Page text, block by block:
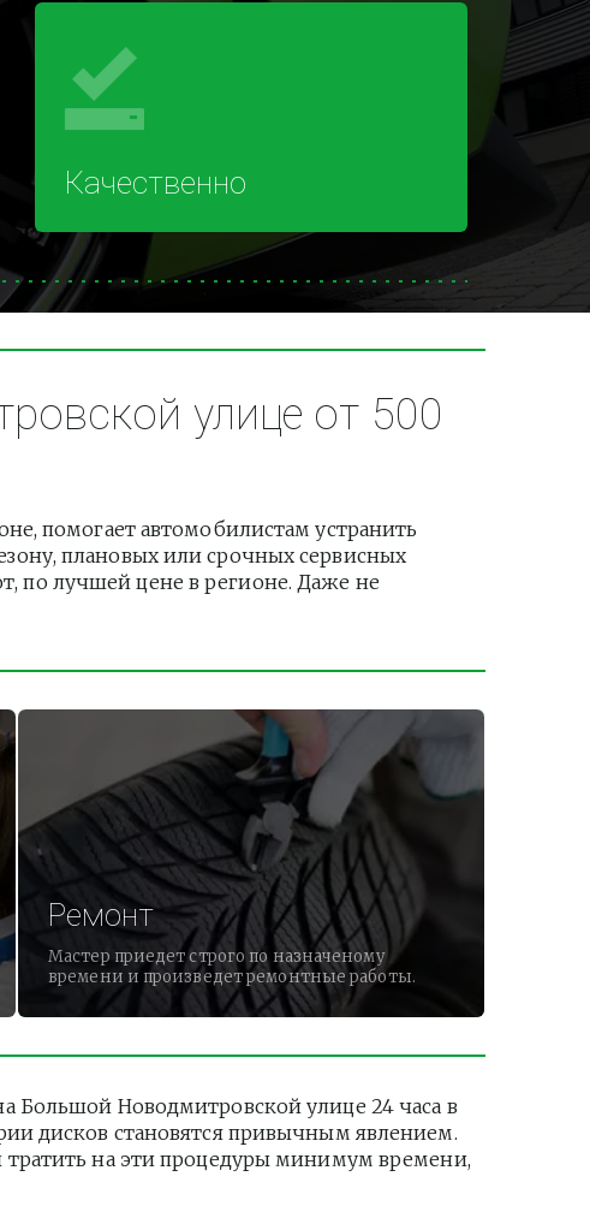
Качественно
улице от 500
помогает автомобилистам устранить
плановых или срочных сервисных
по лучшей цене в регионе. Даже не
Ремонт
Мастер приедет строго по назначеному
времени и произведет ремонтные работы.
Большой Новодмитровской улице 24 часа в
дисков становятся привычным явлением.
тратить на эти процедуры минимум времени,